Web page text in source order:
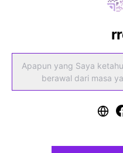
Apapun yang Saya
berawal dari masa